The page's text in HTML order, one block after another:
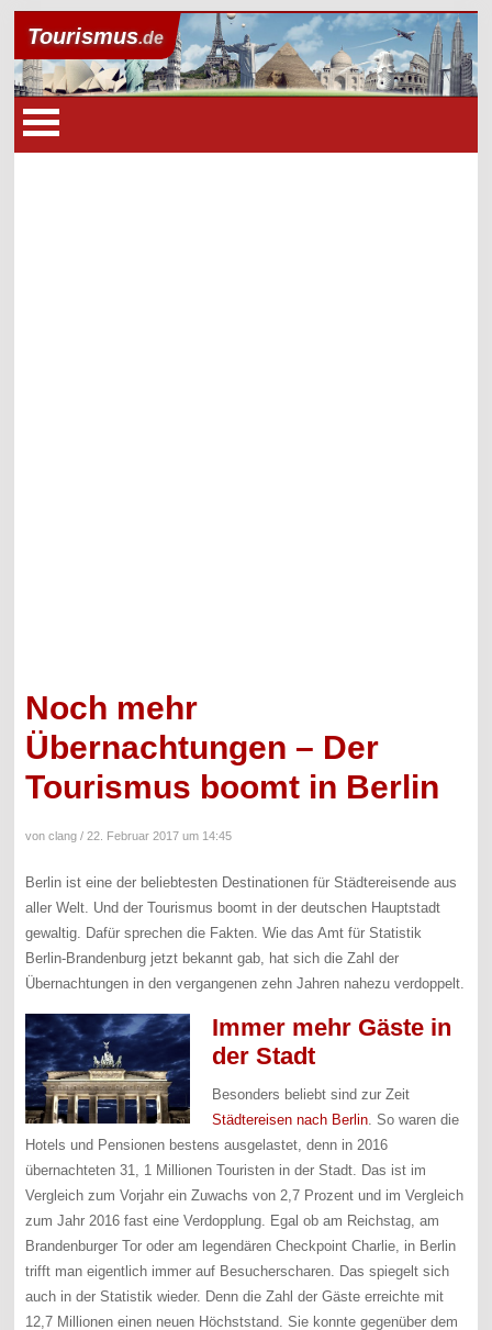
Tourismus.de
Noch mehr
Übernachtungen – Der
Tourismus boomt in Berlin
von clang /22. Februar 2017 um 14:45
Berlin ist eine der beliebtesten Destinationen für Städtereisende aus
aller Welt. Und der Tourismus boomt in der deutschen Hauptstadt
gewaltig. Dafür sprechen die Fakten. Wie das Amt für Statistik
Berlin-Brandenburg jetzt bekannt gab, hat sich die Zahl der
Übernachtungen in den vergangenen zehn Jahren nahezu verdoppelt.
Immer mehr Gäste in
der Stadt
Besonders beliebt sind zur Zeit
Städtereisen nach Berlin. So waren die
Hotels und Pensionen bestens ausgelastet, denn in 2016
übernachteten 31, 1 Millionen Touristen in der Stadt. Das ist im
Vergleich zum Vorjahr ein Zuwachs von 2,7 Prozent und im Vergleich
zum Jahr 2016 fast eine Verdopplung. Egal ob am Reichstag, am
Brandenburger Tor oder am legendären Checkpoint Charlie, in Berlin
trifft man eigentlich immer auf Besucherscharen. Das spiegelt sich
auch in der Statistik wieder. Denn die Zahl der Gäste erreichte mit
12,7 Millionen einen neuen Höchststand. Sie konnte gegenüber dem